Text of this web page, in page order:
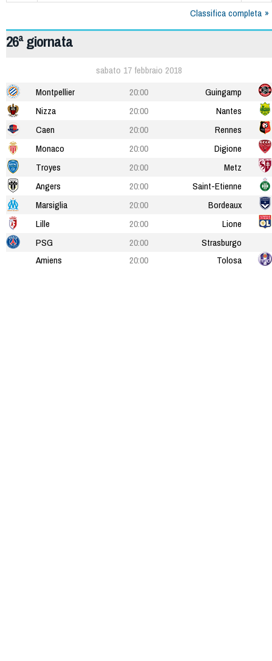
Classifica completa
26ª giornata
sabato 17 febbraio 2018
Montpellier
20:00
Guingamp
Nizza
20:00
Nantes
Caen
20:00
Rennes
Monaco
20:00
Digione
Troyes
20:00
Metz
Angers
20:00
Saint-Etienne
Marsiglia
20:00
Bordeaux
Lille
20:00
Lione
PSG
20:00
Strasburgo
Amiens
20:00 Tolosa